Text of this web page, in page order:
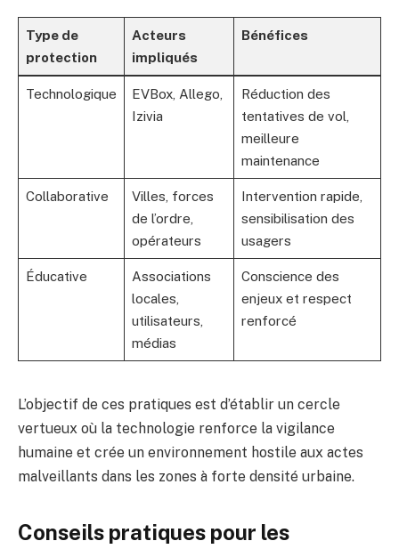
Type de
protection
Acteurs
impliqués
Bénéfices
Technologique
EVBox, Allego,
Izivia
Réduction des
tentatives de vol,
meilleure
maintenance
Collaborative
Villes, forces
de l’ordre,
opérateurs
Intervention rapide,
sensibilisation des
usagers
Éducative
Associations
locales,
utilisateurs,
médias
Conscience des
enjeux et respect
renforcé
L’objectif de ces pratiques est d’établir un cercle
vertueux où la technologie renforce la vigilance
humaine et crée un environnement hostile aux actes
malveillants dans les zones à forte densité urbaine.
Conseils pratiques pour les